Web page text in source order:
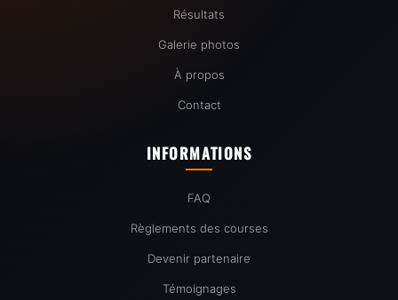
Résultats
Galerie photos
À propos
Contact
INFORMATIONS
FAQ
Règlements des courses
Devenir partenaire
Témoignages